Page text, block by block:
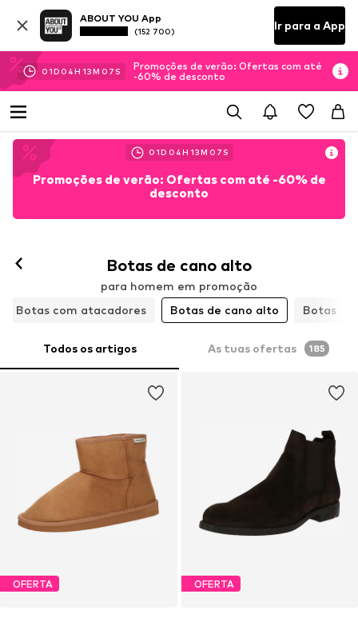
ABOUT YOU App
(152 700) Ir para a App
01D 04H 13M 06 S
Promoções de verão: Ofertas com até
-60% de desconto
01D 04H 13M 06 S
Promoções de verão: Ofertas com até -60% de
desconto
Botas de cano alto
para homem em promoção
Botas com atacadores
Botas de cano alto Botas
Todos os artigos As tuas ofertas 185
OFERTA OFERTA